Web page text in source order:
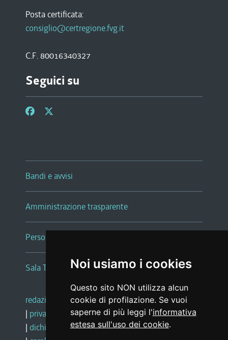
Noi usiamo i cookies
Questo sito NON utilizza alcun
cookie di profilazione. Se vuoi
saperne di più leggi l'informativa
estesa sull'uso dei cookie.
Posta certificata:
consiglio@certregione.fvg.it
C.F. 80016340327
Seguici su
Bandi e avvisi
Amministrazione trasparente
Persone e Uffici
Sala Tiziano Tessitori
redazione web |note legali |glossario
| privacy
social media policy
| dichiarazione di accessibilità |feedback